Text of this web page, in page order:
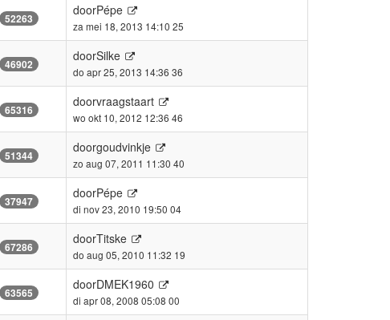
52263
doorPépe
za mei 18, 2013 14:10 25
46902
doorSilke
do apr 25, 2013 14:36 36
65316
doorvraagstaart
wo okt 10, 2012 12:36 46
51344
doorgoudvinkje
zo aug 07, 2011 11:30 40
37947
doorPépe
di nov 23, 2010 19:50 04
67286
doorTitske
do aug 05, 2010 11:32 19
63565
doorDMEK1960
di apr 08, 2008 05:08 00